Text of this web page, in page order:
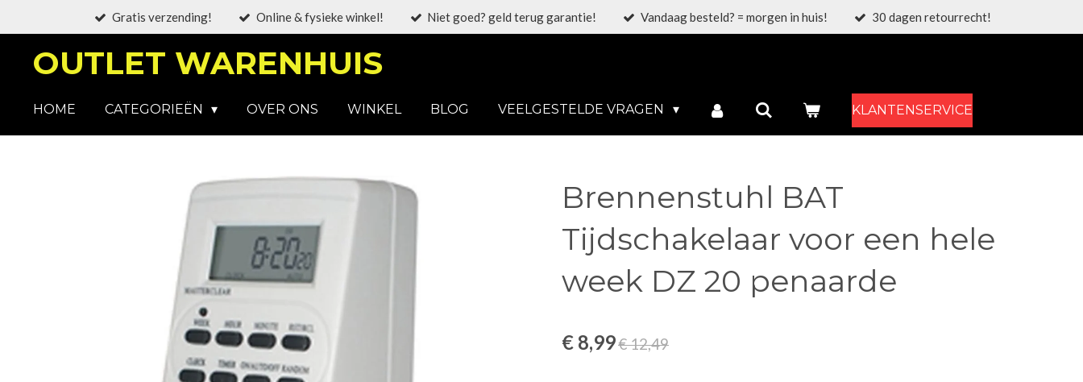
hoofdinhoud
Gratis verzending! Online & fysieke winkel! Niet goed? geld terug garantie! Vandaag besteld? = morgen in huis! 30 dagen retourrecht!
OUTLET WARENHUIS
HOME CATEGORIEËN OVER ONS WINKEL BLOG VEELGESTELDE VRAGEN KLANTENSERVICE
Brennenstuhl BAT
Tijdschakelaar voor een hele
week DZ 20 penaarde
€ 8,99€ 12,49